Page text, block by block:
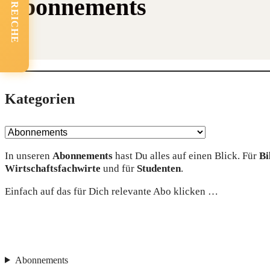
Abonnements
Kate­go­rien
In unse­ren Abon­ne­ments hast Du alles auf einen Blick. Für
Wirt­schafts­fach­wir­te und für Stu­den­ten.
Ein­fach auf das für Dich rele­van­te Abo klicken …
Abonnements